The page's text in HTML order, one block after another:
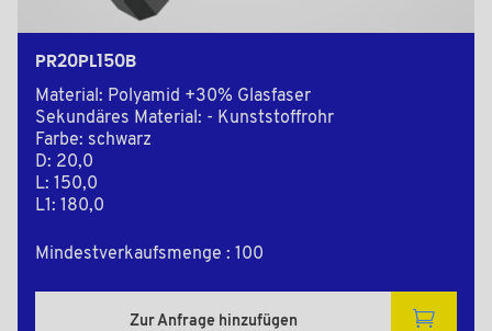
PR20PL150B
Material: Polyamid +30% Glasfaser
Sekundäres Material: - Kunststoffrohr
Farbe: schwarz
D: 20,0
L: 150,0
L1: 180,0
Mindestverkaufsmenge : 100
Zur Anfrage hinzufügen